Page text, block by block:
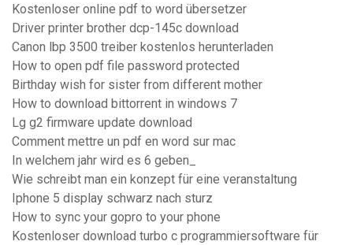
Kostenloser online pdf to word übersetzer
Driver printer brother dcp-145c download
Canon lbp 3500 treiber kostenlos herunterladen
How to open pdf file password protected
Birthday wish for sister from different mother
How to download bittorrent in windows 7
Lg g2 firmware update download
Comment mettre un pdf en word sur mac
In welchem ​​jahr wird es 6 geben_
Wie schreibt man ein konzept für eine veranstaltung
Iphone 5 display schwarz nach sturz
How to sync your gopro to your phone
Kostenloser download turbo c programmiersoftware für